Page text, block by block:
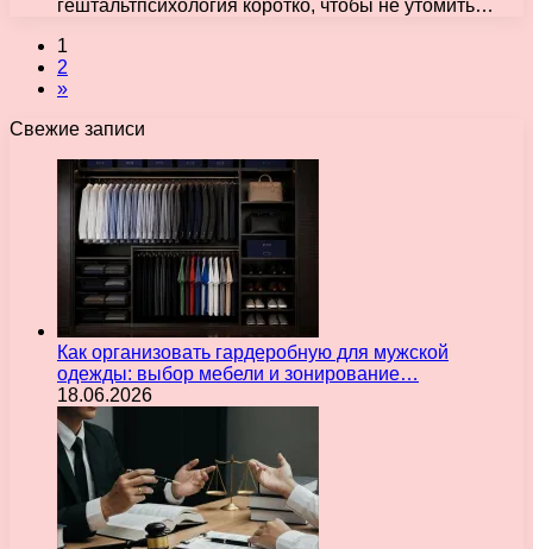
гештальтпсихология коротко, чтобы не утомить…
1
2
»
Свежие записи
Как организовать гардеробную для мужской
одежды: выбор мебели и зонирование…
18.06.2026